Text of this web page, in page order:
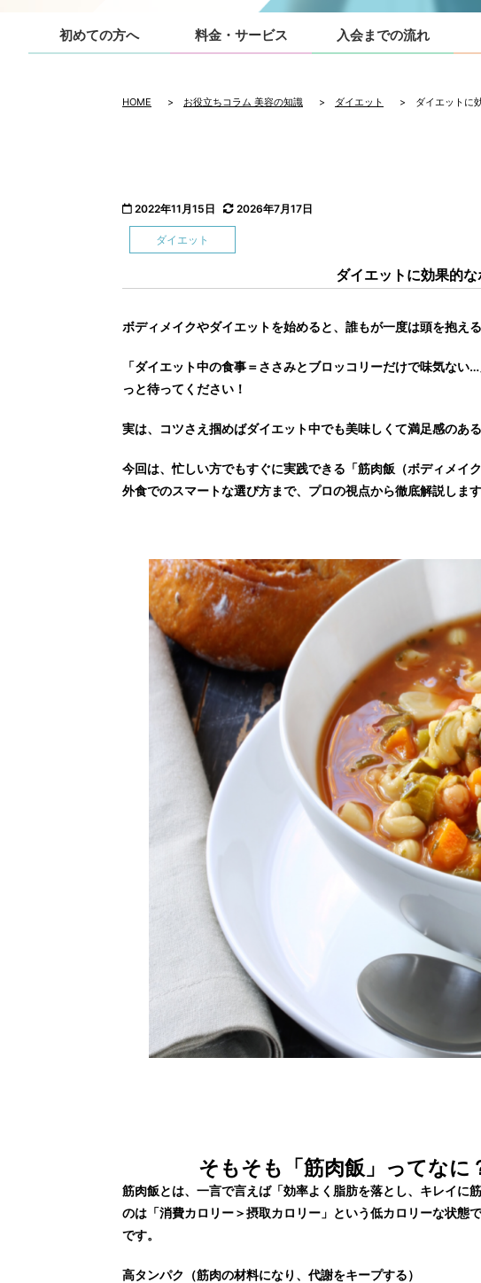
初めての方へ 料金・サービス 入会までの流れ
HOME > お役立ちコラム 美容の知識 > ダイエット > ダイエットに
2022年11月15日 2026年7月17日
ダイエット
ダイエットに効果的
ボディメイクやダイエットを始めると、誰もが一度は頭を抱え
「ダイエット中の食事＝ささみとブロッコリーだけで味気な
っと待ってください！
実は、コツさえ掴めばダイエット中でも美味しくて満足感のあ
今回は、忙しい方でもすぐに実践できる「筋肉飯（ボディメイ
外食でのスマートな選び方まで、プロの視点から徹底解説します
そもそも「筋肉飯」ってな
筋肉飯とは、一言で言えば「効率よく脂肪を落とし、キレイに
のは「消費カロリー＞摂取カロリー」という低カロリーな状態
です。
高タンパク （筋肉の材料になり、代謝をキープする）